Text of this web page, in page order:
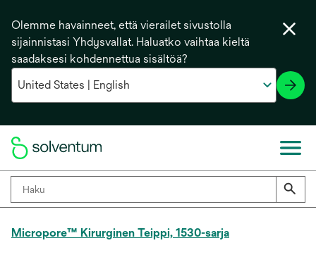
Olemme havainneet, että vierailet sivustolla
sijainnistasi Yhdysvallat. Haluatko vaihtaa kieltä
saadaksesi kohdennettua sisältöä?
Micropore™ Kirurginen Teippi, 1530-sarja